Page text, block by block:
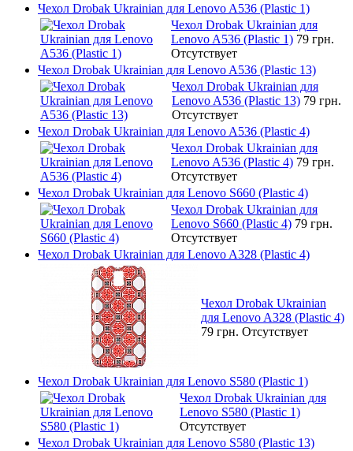
Чехол Drobak Ukrainian для Lenovo A536 (Plastic 1)
Чехол Drobak Ukrainian для
Lenovo A536 (Plastic 1) 79 грн.
Отсутствует
Чехол Drobak Ukrainian для Lenovo A536 (Plastic 13)
Чехол Drobak Ukrainian для
Lenovo A536 (Plastic 13) 79 грн.
Отсутствует
Чехол Drobak Ukrainian для Lenovo A536 (Plastic 4)
Чехол Drobak Ukrainian для
Lenovo A536 (Plastic 4) 79 грн.
Отсутствует
Чехол Drobak Ukrainian для Lenovo S660 (Plastic 4)
Чехол Drobak Ukrainian для
Lenovo S660 (Plastic 4) 79 грн.
Отсутствует
Чехол Drobak Ukrainian для Lenovo A328 (Plastic 4)
Чехол Drobak Ukrainian
для Lenovo A328 (Plastic 4)
79 грн. Отсутствует
Чехол Drobak Ukrainian для Lenovo S580 (Plastic 1)
Чехол Drobak Ukrainian для
Lenovo S580 (Plastic 1)
Отсутствует
Чехол Drobak Ukrainian для Lenovo S580 (Plastic 13)